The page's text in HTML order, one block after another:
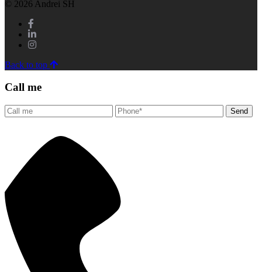
© 2026 Andrei SH
Back to top
Call me
Send